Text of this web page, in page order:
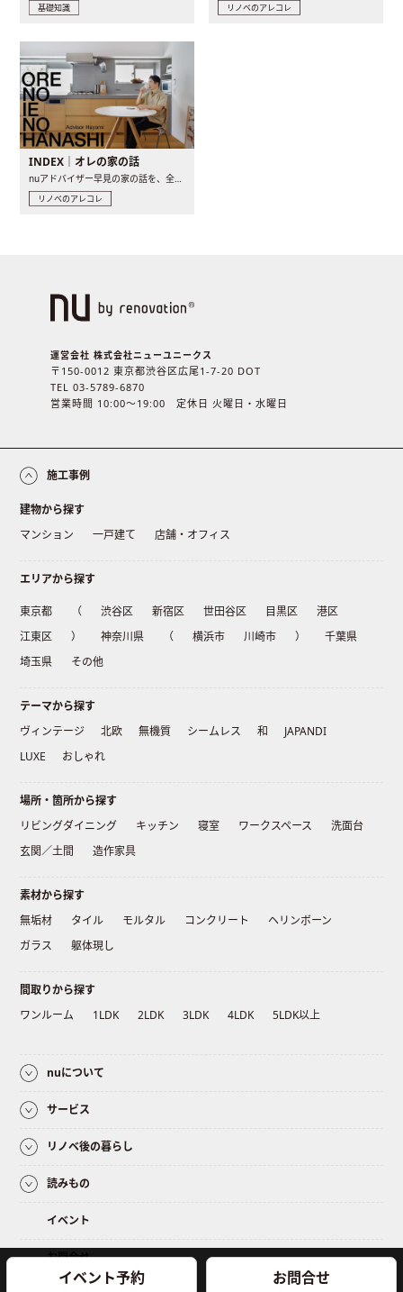
イベント予約 お問合せ
基礎知識 リノベのアレコレ
INDEX｜オレの家の話
nuアドバイザー早見の家の話を、全4話でお届け。リノベーションを..
リノベのアレコレ
運営会社 株式会社ニューユニークス
〒150-0012 東京都渋谷区広尾1-7-20 DOT
TEL 03-5789-6870
営業時間 10:00〜19:00 定休日 火曜日・水曜日
施工事例
建物から探す
マンション
一戸建て 店舗・オフィス
エリアから探す
東京都 （ 渋谷区 新宿区 世田谷区 目黒区
港区
江東区
） 神奈川県 （ 横浜市 川崎市 ）
千葉県
埼玉県
その他
テーマから探す
ヴィンテージ
北欧 無機質 シームレス 和
JAPANDI
LUXE
おしゃれ
場所・箇所から探す
リビングダイニング
キッチン 寝室 ワークスペース
洗面台
玄関／土間
造作家具
素材から探す
無垢材
タイル モルタル コンクリート
ヘリンボーン
ガラス
躯体現し
間取りから探す
ワンルーム
1LDK 2LDK 3LDK 4LDK 5LDK以上
nuについて
サービス
リノベ後の暮らし
読みもの
イベント
お問合せ